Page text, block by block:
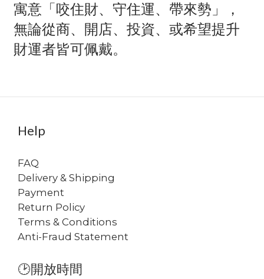
寓意「咬住財、守住運、帶來勢」，
無論從商、開店、投資、或希望提升
財運者皆可佩戴。
Help
FAQ
Delivery & Shipping
Payment
Return Policy
Terms & Conditions
Anti-Fraud Statement
🕑開放時間